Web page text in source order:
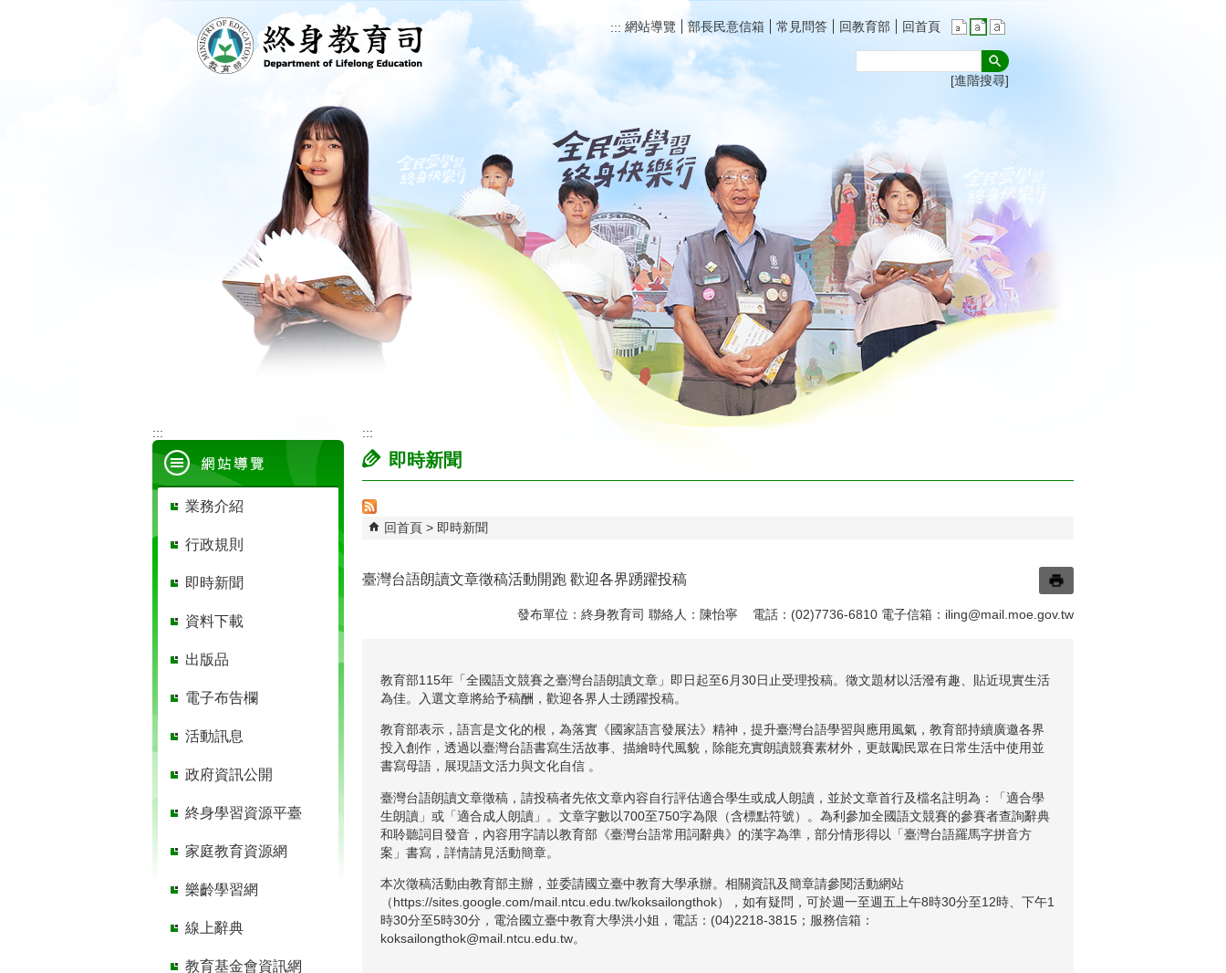
::: 網站導覽 部長民意信箱 常見問答 回教育部 回首頁
進階搜尋
:::
業務介紹
行政規則
即時新聞
資料下載
出版品
電子布告欄
活動訊息
政府資訊公開
終身學習資源平臺
家庭教育資源網
樂齡學習網
線上辭典
教育基金會資訊網
:::
即時新聞
回首頁 即時新聞
臺灣台語朗讀文章徵稿活動開跑 歡迎各界踴躍投稿
發布單位：終身教育司 聯絡人：陳怡寧 電話：(02)7736-6810 電子信箱： iling@mail.moe.gov.tw
教育部115年「全國語文競賽之臺灣台語朗讀文章」即日起至6月30日止受理投稿。徵文題材以活潑有趣、貼近現實生活
為佳。入選文章將給予稿酬，歡迎各界人士踴躍投稿。
教育部表示，語言是文化的根，為落實《國家語言發展法》精神，提升臺灣台語學習與應用風氣，教育部持續廣邀各界
投入創作，透過以臺灣台語書寫生活故事、描繪時代風貌，除能充實朗讀競賽素材外，更鼓勵民眾在日常生活中使用並
書寫母語，展現語文活力與文化自信 。
臺灣台語朗讀文章徵稿，請投稿者先依文章內容自行評估適合學生或成人朗讀，並於文章首行及檔名註明為：「適合學
生朗讀」或「適合成人朗讀」。文章字數以700至750字為限（含標點符號）。為利參加全國語文競賽的參賽者查詢辭典
和聆聽詞目發音，內容用字請以教育部《臺灣台語常用詞辭典》的漢字為準，部分情形得以「臺灣台語羅馬字拼音方
案」書寫，詳情請見活動簡章。
本次徵稿活動由教育部主辦，並委請國立臺中教育大學承辦。相關資訊及簡章請參閱活動網站
（https://sites.google.com/mail.ntcu.edu.tw/koksailongthok），如有疑問，可於週一至週五上午8時30分至12時、下午1
時30分至5時30分，電洽國立臺中教育大學洪小姐，電話：(04)2218-3815；服務信箱：
koksailongthok@mail.ntcu.edu.tw。